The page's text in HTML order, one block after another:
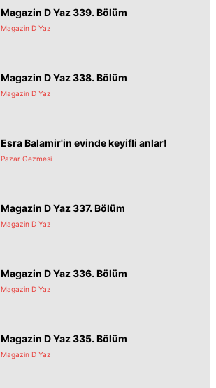
Magazin D Yaz 339. Bölüm
Magazin D Yaz
Magazin D Yaz 338. Bölüm
Magazin D Yaz
Esra Balamir'in evinde keyifli anlar!
Pazar Gezmesi
Magazin D Yaz 337. Bölüm
Magazin D Yaz
Magazin D Yaz 336. Bölüm
Magazin D Yaz
Magazin D Yaz 335. Bölüm
Magazin D Yaz